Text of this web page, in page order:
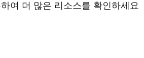
여 더 많은 리소스를 확인하세요